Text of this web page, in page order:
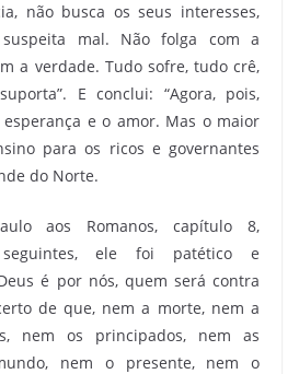
não busca os seus interesses,
mal. Não folga com a
a verdade. Tudo sofre, tudo crê,
E conclui: “Agora, pois,
e o amor. Mas o maior
para os ricos e governantes
do Norte.
aos Romanos, capítulo 8,
ele foi patético e
é por nós, quem será contra
de que, nem a morte, nem a
nem os principados, nem as
nem o presente, nem o